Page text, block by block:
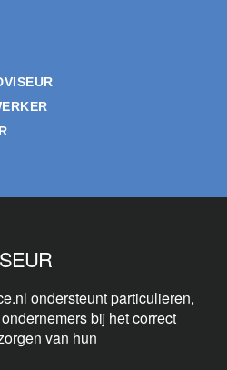
ondersteunt particulieren,
bij het correct
van hun